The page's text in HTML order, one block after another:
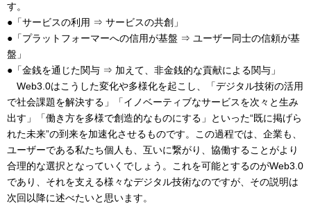
す。
●「サービスの利用 ⇒ サービスの共創」
●「プラットフォーマーへの信用が基盤 ⇒ ユーザー同士の信頼が基
盤」
●「金銭を通じた関与 ⇒ 加えて、非金銭的な貢献による関与」
Web3.0はこうした変化や多様化を起こし、「デジタル技術の活用
で社会課題を解決する」「イノベーティブなサービスを次々と生み
出す」「働き方を多様で創造的なものにする」といった“既に掲げら
れた未来”の到来を加速化させるものです。この過程では、企業も、
ユーザーである私たち個人も、互いに繋がり、協働することがより
合理的な選択となっていくでしょう。これを可能とするのがWeb3.0
であり、それを支える様々なデジタル技術なのですが、その説明は
次回以降に述べたいと思います。